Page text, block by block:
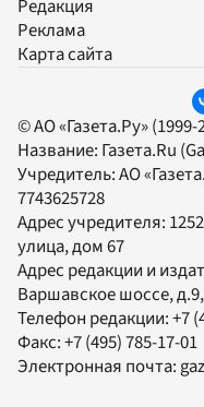
Редакция
Реклама
Карта сайта
© АО «Газета.Ру»
Название: Газета.Ru
Учредитель:АО
7743625728
Адрес учредителя:
улица, дом 67
Адрес редакции и
Варшавское шоссе,
Телефон редакции:+7
Факс:+7 (495) 785-17-01
Электронная почта: